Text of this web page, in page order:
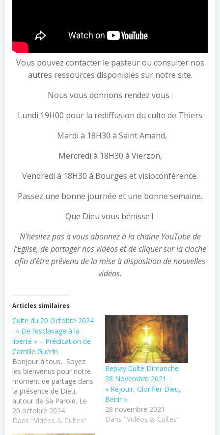
Vous pouvez contacter le pasteur ou consulter nos
autres ressources disponibles sur notre site.
Nous vous donnons rendez vous :
Lundi 19H00 pour la rediffusion du culte de Thiers
Mardi à 18H30 à Saint Amand,
Mercredi à 18H30 à Vierzon,
Vendredi à 18H30 à Bourges et visioconférence.
Passez une bonne journée et une bonne semaine.
Que Dieu vous bénisse !
N’hésitez pas à vous abonnez à la chaîne YouTube de
l’Eglise, de partager nos vidéos et de cliquer sur la cloche
afin d’être prévenu de la mise à disposition de nouvelles
vidéos.
Articles similaires
Culte du 20 Octobre 2024
: « De l’esclavage à la
liberté » – Prédication de
Camille Guerin
Bonjour à tous, Soyez
les bienvenus pour notre
moment de partage dans
la présence de Dieu,
autour de Sa Parole. Le
culte se déroule en direct
dans l'église de Bourges,
20 octobre 2024
Dans "Vidéos & Cultes"
Replay Culte Dimanche
28 Novembre 2021 :
« Réjouir, Glorifier Dieu,
Bénir «
28 novembre 2021
Dans "Vidéos & Cultes"